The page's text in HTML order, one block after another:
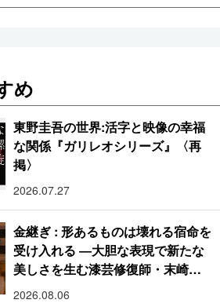
め
東野圭吾の世界:活字と映像の幸福
な関係『ガリレオシリーズ』〈再
掲〉
2026.07.27
金継ぎ : 形あるものは壊れる宿命を
受け入れる ―大胆な表現で新たな
美しさを生む漆芸修復師・末崎広
樹
2026.08.06